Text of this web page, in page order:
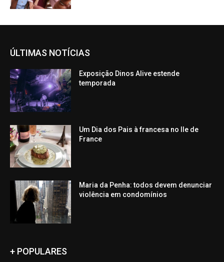
ÚLTIMAS NOTÍCIAS
Exposição Dinos Alive estende
temporada
Um Dia dos Pais à francesa no Ile de
France
Maria da Penha: todos devem denunciar
violência em condomínios
+ POPULARES